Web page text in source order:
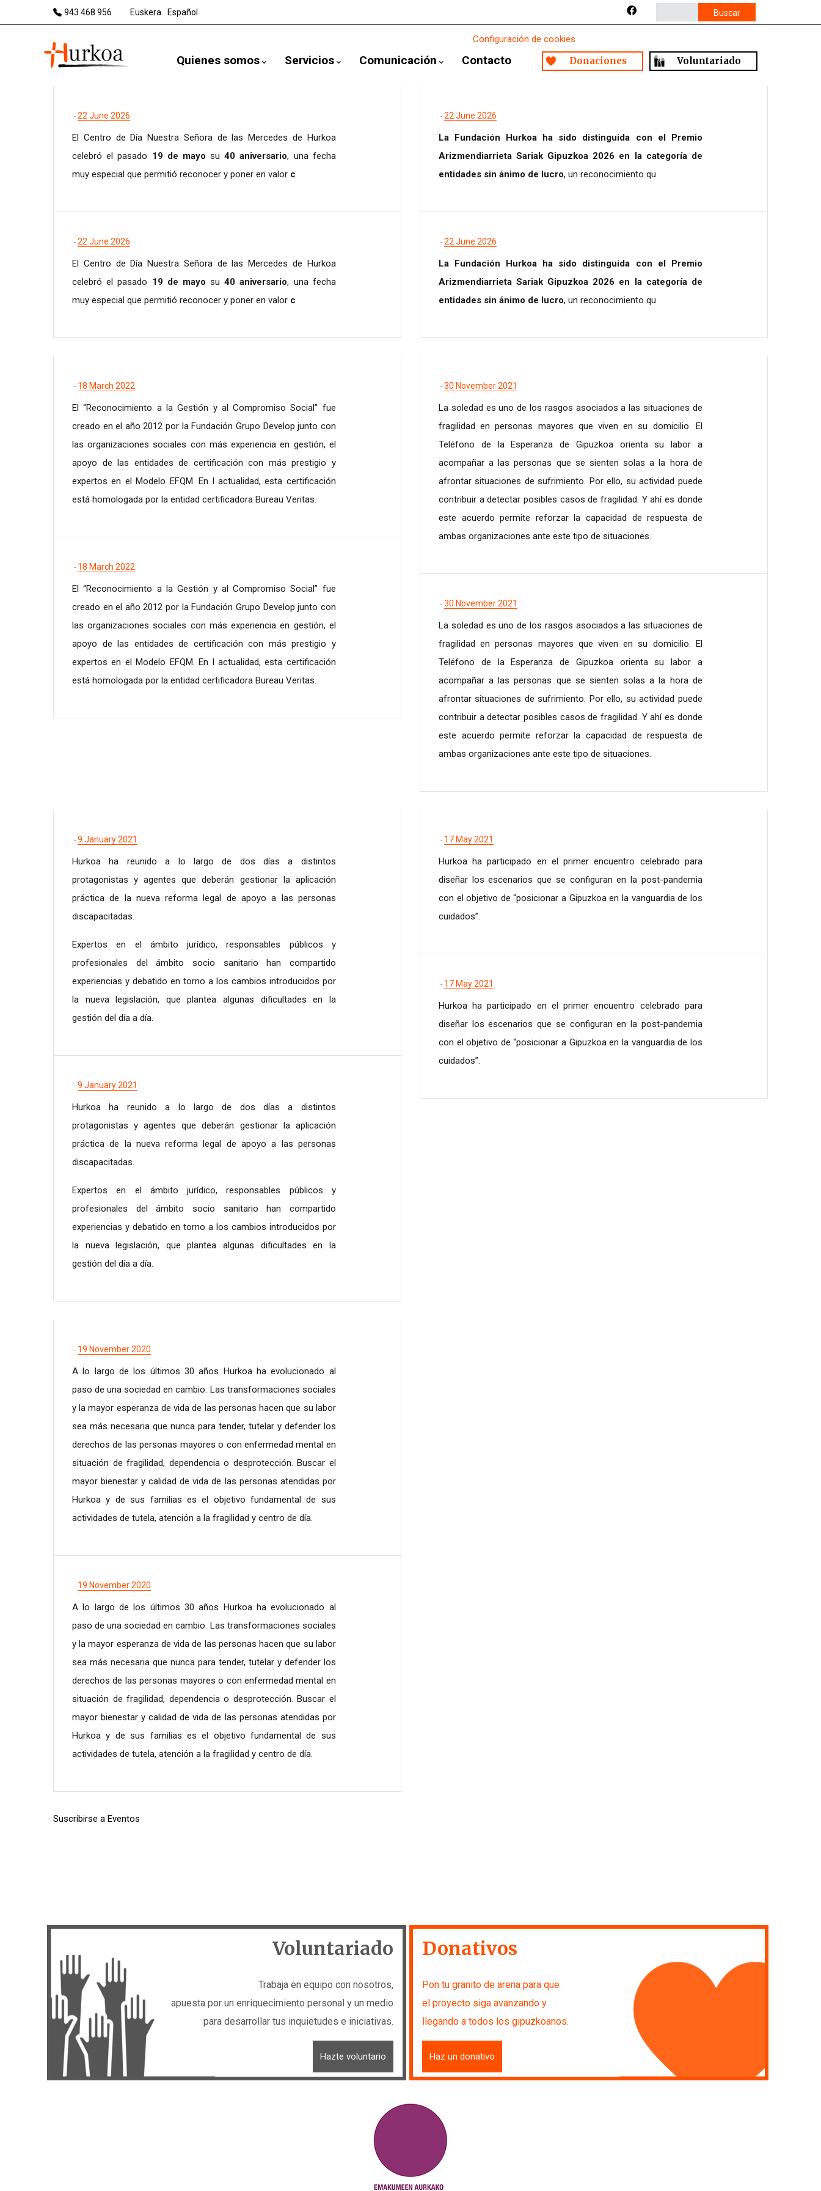
al
943 468 956 Euskera Español
Quienes somos Servicios Comunicación Contacto Donaciones Voluntariado
- 22 June 2026
El Centro de Día Nuestra Señora de las Mercedes de Hurkoa
celebró el pasado 19 de mayo su40 aniversario, una fecha
muy especial que permitió reconocer y poner en valor c
- 22 June 2026
El Centro de Día Nuestra Señora de las Mercedes de Hurkoa
celebró el pasado 19 de mayo su40 aniversario, una fecha
muy especial que permitió reconocer y poner en valor c
- 22 June 2026
La Fundación Hurkoa ha sido distinguida con el Premio
Arizmendiarrieta Sariak Gipuzkoa 2026 en la categoría de
entidades sin ánimo de lucro, un reconocimiento qu
- 22 June 2026
La Fundación Hurkoa ha sido distinguida con el Premio
Arizmendiarrieta Sariak Gipuzkoa 2026 en la categoría de
entidades sin ánimo de lucro, un reconocimiento qu
- 18 March 2022
El “Reconocimiento a la Gestión y al Compromiso Social” fue
creado en el año 2012 por la Fundación Grupo Develop junto con
las organizaciones sociales con más experiencia en gestión, el
apoyo de las entidades de certificación con más prestigio y
expertos en el Modelo EFQM. En l actualidad, esta certificación
está homologada por la entidad certificadora Bureau Veritas.
- 18 March 2022
El “Reconocimiento a la Gestión y al Compromiso Social” fue
creado en el año 2012 por la Fundación Grupo Develop junto con
las organizaciones sociales con más experiencia en gestión, el
apoyo de las entidades de certificación con más prestigio y
expertos en el Modelo EFQM. En l actualidad, esta certificación
está homologada por la entidad certificadora Bureau Veritas.
- 30 November 2021
La soledad es uno de los rasgos asociados a las situaciones de
fragilidad en personas mayores que viven en su domicilio. El
Teléfono de la Esperanza de Gipuzkoa orienta su labor a
acompañar a las personas que se sienten solas a la hora de
afrontar situaciones de sufrimiento. Por ello, su actividad puede
contribuir a detectar posibles casos de fragilidad. Y ahí es donde
este acuerdo permite reforzar la capacidad de respuesta de
ambas organizaciones ante este tipo de situaciones.
- 30 November 2021
La soledad es uno de los rasgos asociados a las situaciones de
fragilidad en personas mayores que viven en su domicilio. El
Teléfono de la Esperanza de Gipuzkoa orienta su labor a
acompañar a las personas que se sienten solas a la hora de
afrontar situaciones de sufrimiento. Por ello, su actividad puede
contribuir a detectar posibles casos de fragilidad. Y ahí es donde
este acuerdo permite reforzar la capacidad de respuesta de
ambas organizaciones ante este tipo de situaciones.
- 9 January 2021
Hurkoa ha reunido a lo largo de dos días a distintos
protagonistas y agentes que deberán gestionar la aplicación
práctica de la nueva reforma legal de apoyo a las personas
discapacitadas.
Expertos en el ámbito jurídico, responsables públicos y
profesionales del ámbito socio sanitario han compartido
experiencias y debatido en torno a los cambios introducidos por
la nueva legislación, que plantea algunas dificultades en la
gestión del día a día.
- 9 January 2021
Hurkoa ha reunido a lo largo de dos días a distintos
protagonistas y agentes que deberán gestionar la aplicación
práctica de la nueva reforma legal de apoyo a las personas
discapacitadas.
Expertos en el ámbito jurídico, responsables públicos y
profesionales del ámbito socio sanitario han compartido
experiencias y debatido en torno a los cambios introducidos por
la nueva legislación, que plantea algunas dificultades en la
gestión del día a día.
- 17 May 2021
Hurkoa ha participado en el primer encuentro celebrado para
diseñar los escenarios que se configuran en la post-pandemia
con el objetivo de “posicionar a Gipuzkoa en la vanguardia de los
cuidados”.
- 17 May 2021
Hurkoa ha participado en el primer encuentro celebrado para
diseñar los escenarios que se configuran en la post-pandemia
con el objetivo de “posicionar a Gipuzkoa en la vanguardia de los
cuidados”.
- 19 November 2020
A lo largo de los últimos 30 años Hurkoa ha evolucionado al
paso de una sociedad en cambio. Las transformaciones sociales
y la mayor esperanza de vida de las personas hacen que su labor
sea más necesaria que nunca para tender, tutelar y defender los
derechos de las personas mayores o con enfermedad mental en
situación de fragilidad, dependencia o desprotección. Buscar el
mayor bienestar y calidad de vida de las personas atendidas por
Hurkoa y de sus familias es el objetivo fundamental de sus
actividades de tutela, atención a la fragilidad y centro de día.
- 19 November 2020
A lo largo de los últimos 30 años Hurkoa ha evolucionado al
paso de una sociedad en cambio. Las transformaciones sociales
y la mayor esperanza de vida de las personas hacen que su labor
sea más necesaria que nunca para tender, tutelar y defender los
derechos de las personas mayores o con enfermedad mental en
situación de fragilidad, dependencia o desprotección. Buscar el
mayor bienestar y calidad de vida de las personas atendidas por
Hurkoa y de sus familias es el objetivo fundamental de sus
actividades de tutela, atención a la fragilidad y centro de día.
Suscribirse a Eventos
Voluntariado
Trabaja en equipo con nosotros,
apuesta por un enriquecimiento personal y un medio
para desarrollar tus inquietudes e iniciativas.
Hazte voluntario
Donativos
Pon tu granito de arena para que
el proyecto siga avanzando y
llegando a todos los gipuzkoanos.
Haz un donativo
Configuración de cookies